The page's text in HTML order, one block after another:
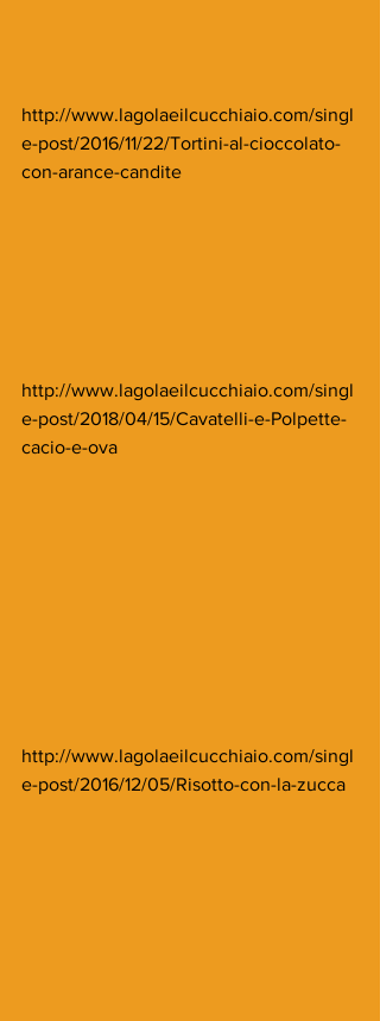
http://www.lagolaeilcucchiaio.com/singl
e-post/2016/11/22/Tortini-al-cioccolato-
con-arance-candite
http://www.lagolaeilcucchiaio.com/singl
e-post/2018/04/15/Cavatelli-e-Polpette-
cacio-e-ova
http://www.lagolaeilcucchiaio.com/singl
e-post/2016/12/05/Risotto-con-la-zucca